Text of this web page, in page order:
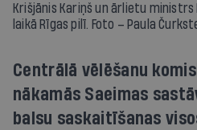
Krišjānis Kariņš un ārlietu ministrs
laikā Rīgas pilī. Foto – Paula
Centrālā vēlēšanu
nākamās Saeimas
balsu saskaitīšanas